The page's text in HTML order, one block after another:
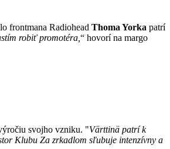
frontmana Radiohead Thoma Yorka patrí
robiť promotéra, “ hovorí na margo
svojho vzniku. "Värttinä patrí k
Klubu Za zrkadlom sľubuje intenzívny a